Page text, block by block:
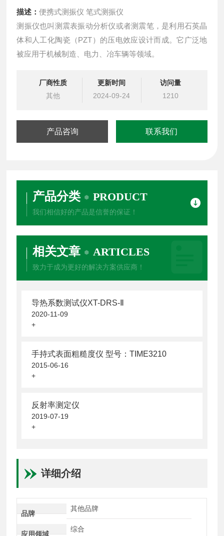
描述：便携式测振仪 笔式测振仪
测振仪也叫测震表振动分析仪或者测震笔，是利用石英晶
体和人工化陶瓷（PZT）的压电效应设计而成。它广泛地
被应用于机械制造、电力、冶车辆等领域。
厂商性质
其他
更新时间
2024-09-24
访问量
1210
产品咨询 联系我们
产品分类 PRODUCT
我们相信好的产品是信誉的保证！
相关文章 ARTICLES
致力于成为更好的解决方案供应商！
导热系数测试仪XT-DRS-Ⅱ
2020-11-09
+
手持式表面粗糙度仪 型号：TIME3210
2015-06-16
+
反射率测定仪
2019-07-19
+
详细介绍
品牌
其他品牌
应用领域
综合